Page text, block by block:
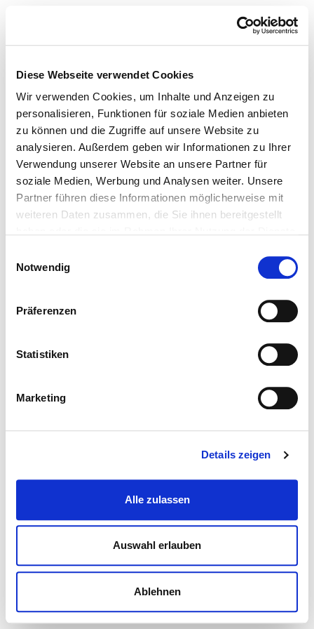
Diese Webseite verwendet Cookies
Wir verwenden Cookies, um Inhalte und Anzeigen zu
personalisieren, Funktionen für soziale Medien anbieten
zu können und die Zugriffe auf unsere Website zu
analysieren. Außerdem geben wir Informationen zu Ihrer
Verwendung unserer Website an unsere Partner für
soziale Medien, Werbung und Analysen weiter. Unsere
Partner führen diese Informationen möglicherweise mit
weiteren Daten zusammen, die Sie ihnen bereitgestellt
Notwendig
Präferenzen
Statistiken
Marketing
Details zeigen
Alle zulassen
Auswahl erlauben
Ablehnen